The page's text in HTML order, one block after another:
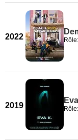
2022
2019